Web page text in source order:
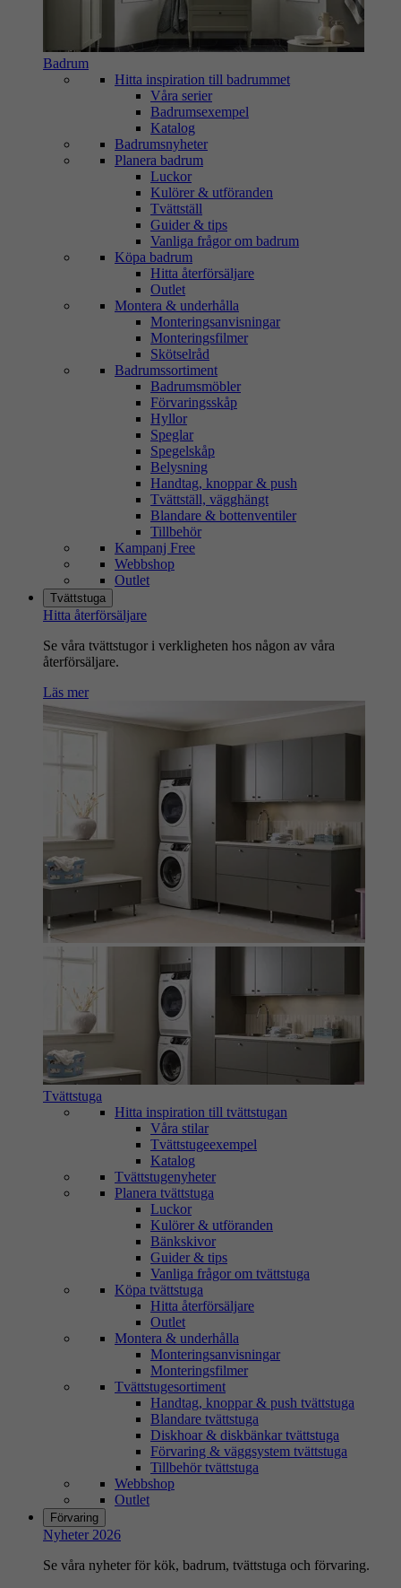
Badrum
Hitta inspiration till badrummet
Våra serier
Badrumsexempel
Katalog
Badrumsnyheter
Planera badrum
Luckor
Kulörer & utföranden
Tvättställ
Guider & tips
Vanliga frågor om badrum
Köpa badrum
Hitta återförsäljare
Outlet
Montera & underhålla
Monteringsanvisningar
Monteringsfilmer
Skötselråd
Badrumssortiment
Badrumsmöbler
Förvaringsskåp
Hyllor
Speglar
Spegelskåp
Belysning
Handtag, knoppar & push
Tvättställ, vägghängt
Blandare & bottenventiler
Tillbehör
Kampanj Free
Webbshop
Outlet
Tvättstuga
Hitta återförsäljare
Se våra tvättstugor i verkligheten hos någon av våra
återförsäljare.
Läs mer
Tvättstuga
Hitta inspiration till tvättstugan
Våra stilar
Tvättstugeexempel
Katalog
Tvättstugenyheter
Planera tvättstuga
Luckor
Kulörer & utföranden
Bänkskivor
Guider & tips
Vanliga frågor om tvättstuga
Köpa tvättstuga
Hitta återförsäljare
Outlet
Montera & underhålla
Monteringsanvisningar
Monteringsfilmer
Tvättstugesortiment
Handtag, knoppar & push tvättstuga
Blandare tvättstuga
Diskhoar & diskbänkar tvättstuga
Förvaring & väggsystem tvättstuga
Tillbehör tvättstuga
Webbshop
Outlet
Förvaring
Nyheter 2026
Se våra nyheter för kök, badrum, tvättstuga och förvaring.